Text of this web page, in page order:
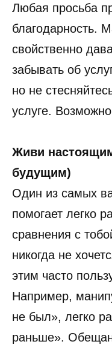
Любая просьба
благодарность.
свойственно
забывать об
но не
услуге.
Живи
будущим)
Один из самых
помогает легко
сравнения с
никогда не
этим часто
Например,
не был», легко
раньше».